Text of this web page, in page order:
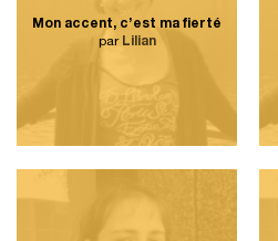
Mon accent, c’est ma fierté
par Lilian